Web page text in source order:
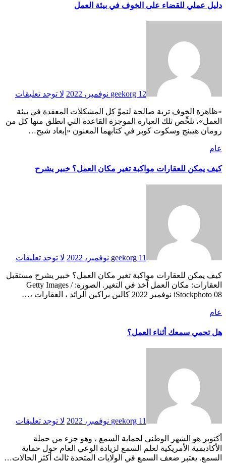
دليل عملي للقضاء على الخوف في بيئة العمل
geekorg 12 نوفمبر، 2022 لا توجد تعليقات
«ظاهرة الخوف تربة صالحة لنموِّ كل المشكلات المعقدة في بيئة
العمل»، تلخِّص تلك العبارة الموجزة القاعدة التي انطلق منها كل من
رومان هيبنج وسكوت كوبر في كتابهما المعنون «إبعاد شبح…
عام
كيف يمكن للعقارات مواكبة تغير مكان العمل؟ خبير يشرح
geekorg 11 نوفمبر، 2022 لا توجد تعليقات
كيف يمكن للعقارات مواكبة تغير مكان العمل؟ خبير يشرح مستقبل
العقارات: مكان العمل آخذ في التغير. الصورة: Getty Images /
iStockphoto 08 نوفمبر 2022 كالين براكين الرائد ، العقارات ،…
عام
هل تحمي سمعك أثناء العمل؟
geekorg 11 نوفمبر، 2022 لا توجد تعليقات
الأكاديمية الأمريكية لعلم السمع لزيادة الوعي العام حول حماية
السمع. يعتبر ضعف السمع في الولايات المتحدة ثالث أكثر الحالات…